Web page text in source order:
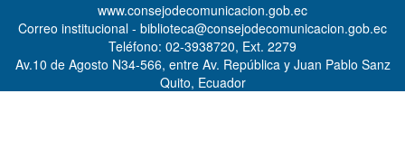
www.consejodecomunicacion.gob.ec
Correo institucional - biblioteca@consejodecomunicacion.gob.ec
Teléfono: 02-3938720, Ext. 2279
Av.10 de Agosto N34-566, entre Av. República y Juan Pablo Sanz
Quito, Ecuador